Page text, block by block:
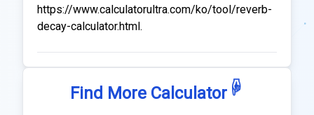
https://www.calculatorultra.com/ko/tool/reverb-
decay-calculator.html.
Find More Calculator ☟